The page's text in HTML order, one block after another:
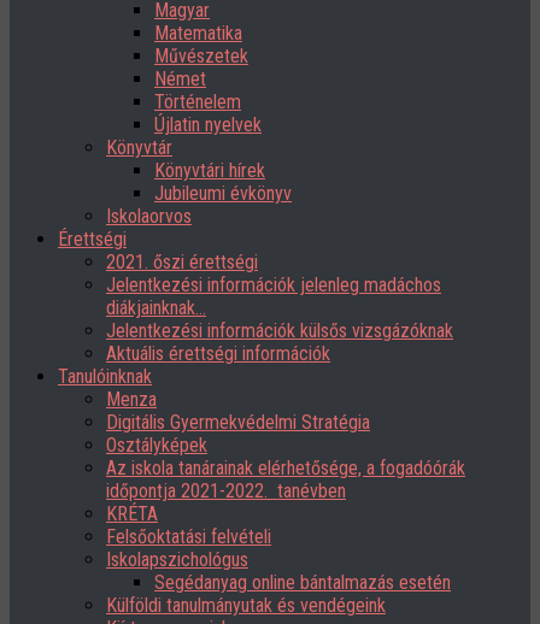
Magyar
Matematika
Művészetek
Német
Történelem
Újlatin nyelvek
Könyvtár
Könyvtári hírek
Jubileumi évkönyv
Iskolaorvos
Érettségi
2021. őszi érettségi
Jelentkezési információk jelenleg madáchos
diákjainknak…
Jelentkezési információk külsős vizsgázóknak
Aktuális érettségi információk
Tanulóinknak
Menza
Digitális Gyermekvédelmi Stratégia
Osztályképek
Az iskola tanárainak elérhetősége, a fogadóórák
időpontja 2021-2022. tanévben
KRÉTA
Felsőoktatási felvételi
Iskolapszichológus
Segédanyag online bántalmazás esetén
Külföldi tanulmányutak és vendégeink